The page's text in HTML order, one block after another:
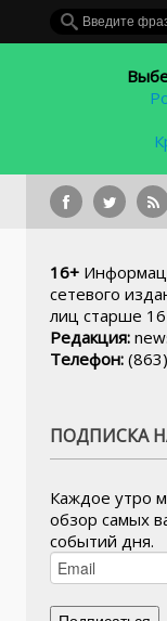
16+
сетевого
лиц старше
Редакция:
Телефон:
ПОДПИСКА
Каждое утро
обзор самых
событий дня.